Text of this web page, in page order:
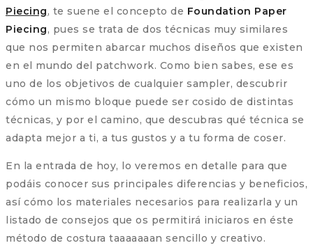
Piecing, te suene el concepto de Foundation Paper
Piecing, pues se trata de dos técnicas muy similares
que nos permiten abarcar muchos diseños que existen
en el mundo del patchwork. Como bien sabes, ese es
uno de los objetivos de cualquier sampler, descubrir
cómo un mismo bloque puede ser cosido de distintas
técnicas, y por el camino, que descubras qué técnica se
adapta mejor a ti, a tus gustos y a tu forma de coser.
En la entrada de hoy, lo veremos en detalle para que
podáis conocer sus principales diferencias y beneficios,
así cómo los materiales necesarios para realizarla y un
listado de consejos que os permitirá iniciaros en éste
método de costura taaaaaaan sencillo y creativo.